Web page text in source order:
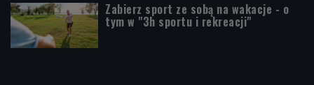
Zabierz sport ze sobą na wakacje - o
tym w "3h sportu i rekreacji"